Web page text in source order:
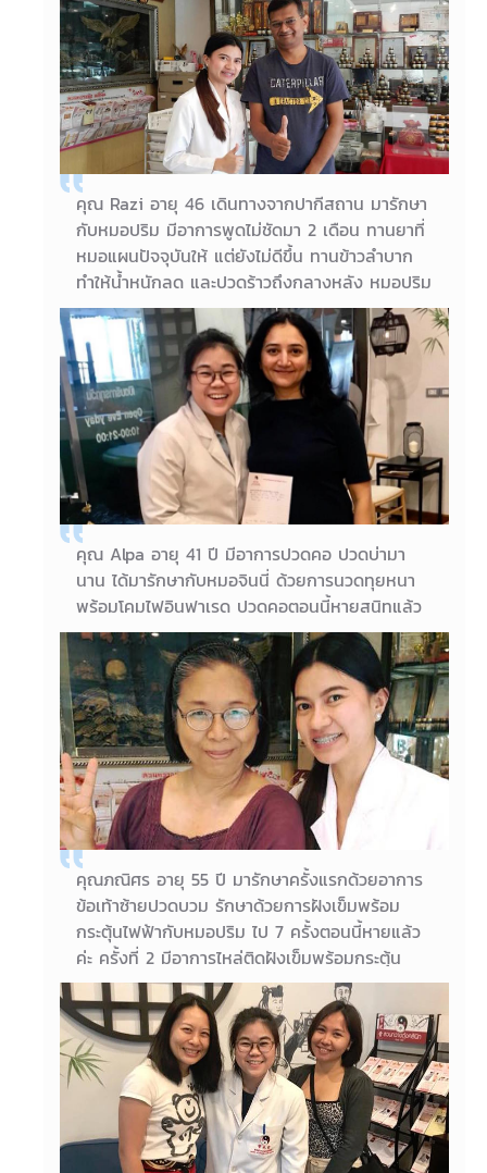
02/07/2018
คุณภูวเดช อายุ 63 ปี
คุณ Razi อายุ 46 เดินทางจากปากีสถาน มารักษา
กับหมอปริม มีอาการพูดไม่ชัดมา 2 เดือน ทานยาที่
หมอแผนปัจจุบันให้ แต่ยังไม่ดีขึ้น ทานข้าวลำบาก
ทำให้น้ำหนักลด และปวดร้าวถึงกลางหลัง หมอปริม
ฝังเข็มพร้อมกระตุ้นไฟฟ้าให้เพียง 6 ครั้ง ตอนนี้
การพูดดีขึ้นมากค่ะ speed และ movement ดีขึ้น
รู้สึกไม่เหนื่อยง่ายแล้วค่ะ
13/06/2018
คุณ Razi อายุ 46
คุณ Alpa อายุ 41 ปี มีอาการปวดคอ ปวดบ่ามา
นาน ได้มารักษากับหมอจินนี่ ด้วยการนวดทุยหนา
พร้อมโคมไฟอินฟาเรด ปวดคอตอนนี้หายสนิทแล้ว
ค่ะ แต่คุณ Alpa ทำต่อเนื่องเพราะว่าทำแล้วผ่อน
คลายค่ะ เรื่องฝังเข็มฝ้า หน้าใสแจ้งว่าดีขึ้น 70%
และผมร่วงตอนนี้ไม่ร่วงแล้วค่ะ
07/06/2018
คุณ Alpa อายุ 41 ปี
คุณภณิศร อายุ 55 ปี มารักษาครั้งแรกด้วยอาการ
ข้อเท้าซ้ายปวดบวม รักษาด้วยการฝังเข็มพร้อม
กระตุ้นไฟฟ้ากับหมอปริม ไป 7 ครั้งตอนนี้หายแล้ว
ค่ะ ครั้งที่ 2 มีอาการไหล่ติดฝังเข็มพร้อมกระตุ้น
ไฟฟ้า และใช้โคมไฟอินฟาเรดช่วยบำบัดให้มีประสิทธิ
ภมพมากขึ้นไป 3 ครั้ง หายแล้วเช่นกันค่ะ
27/05/2018
คุณภณิศร อายุ 55 ปี